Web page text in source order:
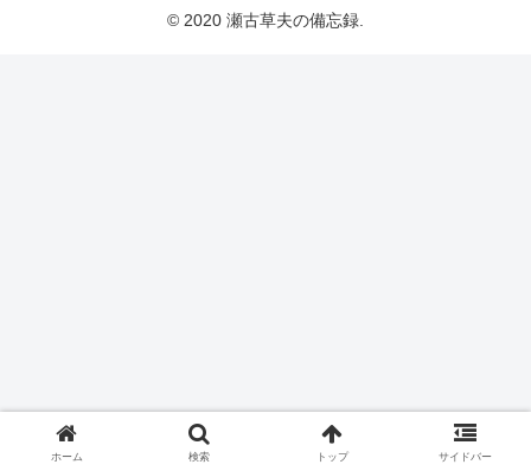
© 2020 瀬古草夫の備忘録.
ホーム 検索 トップ サイドバー